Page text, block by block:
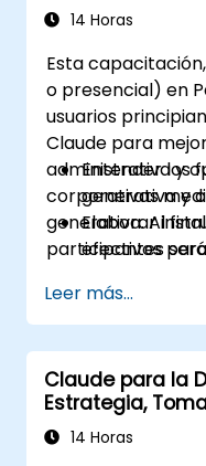
14 Horas
Esta
o presencial) en
usuarios
Claude para
administrativa y
corporativas
generativa. Al
participantes
Entender los
generativa y
Elaborar
efectivos
Redactar y
electrónicos
Organizar
actividades
Utilizar
análisis
Leer más...
Claude para la
Estrategia,
Competitiva
14 Horas